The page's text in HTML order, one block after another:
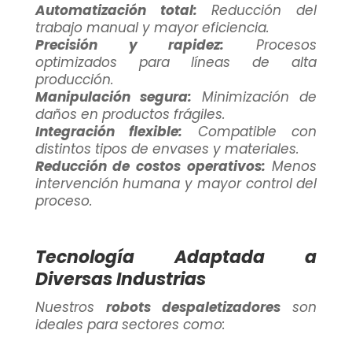
Automatización total: Reducción del
trabajo manual y mayor eficiencia.
Precisión y rapidez: Procesos
optimizados para líneas de alta
producción.
Manipulación segura: Minimización de
daños en productos frágiles.
Integración flexible: Compatible con
distintos tipos de envases y materiales.
Reducción de costos operativos: Menos
intervención humana y mayor control del
proceso.
Tecnología Adaptada a
Diversas Industrias
Nuestros robots despaletizadores son
ideales para sectores como: